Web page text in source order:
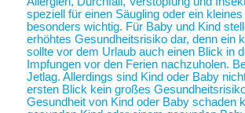
speziell für einen Säugling oder ein
besonders wichtig. Für Baby und Kind
erhöhtes Gesundheitsrisiko dar, denn ein
sollte vor dem Urlaub auch einen Blick in
Impfungen vor den Ferien nachzuholen.
Jetlag. Allerdings sind Kind oder Baby
ersten Blick kein großes
Gesundheit von Kind oder Baby schaden